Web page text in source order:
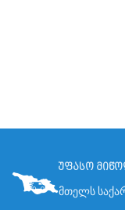
უფასო
მთელს